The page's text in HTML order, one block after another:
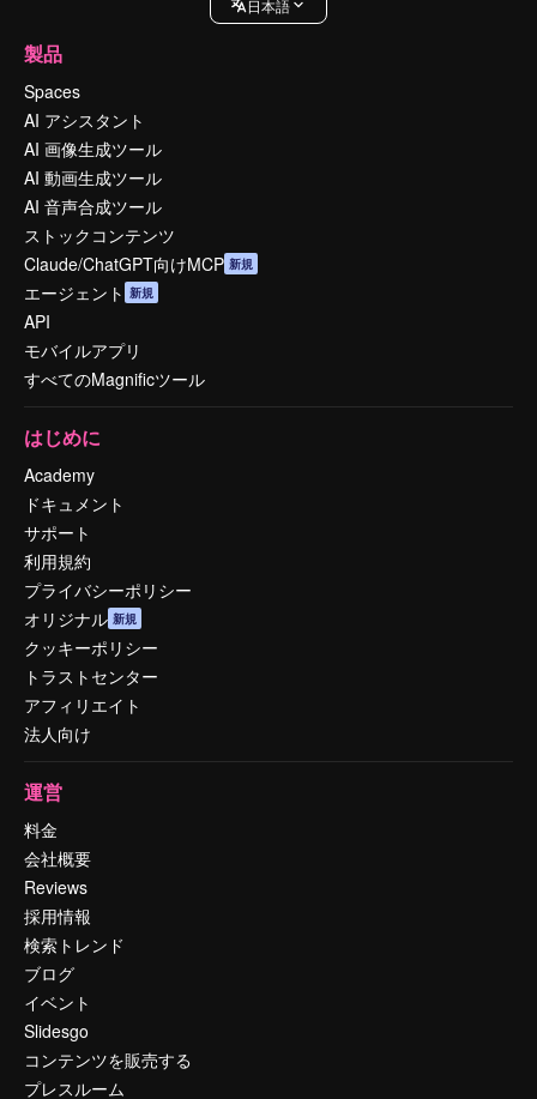
日本語
製品
Spaces
AI アシスタント
AI 画像生成ツール
AI 動画生成ツール
AI 音声合成ツール
ストックコンテンツ
Claude/ChatGPT向けMCP 新規
エージェント 新規
API
モバイルアプリ
すべてのMagnificツール
はじめに
Academy
ドキュメント
サポート
利用規約
プライバシーポリシー
オリジナル 新規
クッキーポリシー
トラストセンター
アフィリエイト
法人向け
運営
料金
会社概要
Reviews
採用情報
検索トレンド
ブログ
イベント
Slidesgo
コンテンツを販売する
プレスルーム